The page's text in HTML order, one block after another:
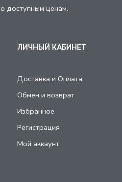
доступным ценам.
ЛИЧНЫЙ КАБИНЕТ
Доставка и Оплата
Обмен и возврат
Избранное
Регистрация
Мой аккаунт